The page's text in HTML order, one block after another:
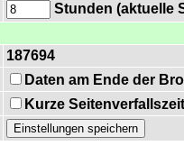
Stunden (aktuelle
187694
Daten am Ende der
Kurze